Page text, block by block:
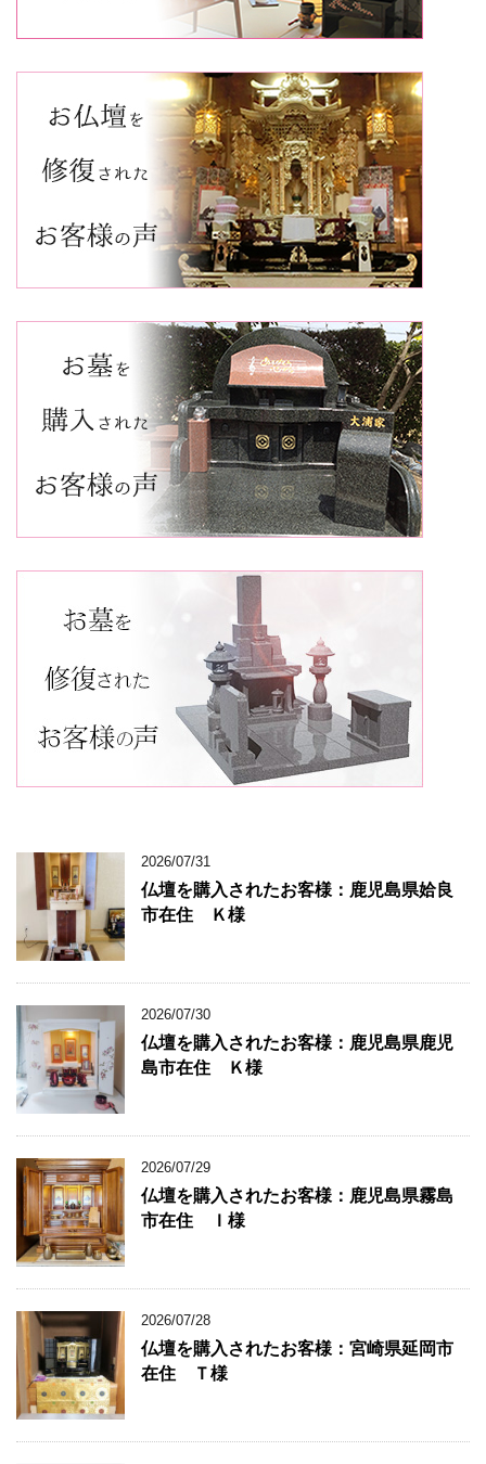
2026/07/31
仏壇を購入されたお客様：鹿児島県姶良
市在住 Ｋ様
2026/07/30
仏壇を購入されたお客様：鹿児島県鹿児
島市在住 Ｋ様
2026/07/29
仏壇を購入されたお客様：鹿児島県霧島
市在住 Ｉ様
2026/07/28
仏壇を購入されたお客様：宮崎県延岡市
在住 Ｔ様